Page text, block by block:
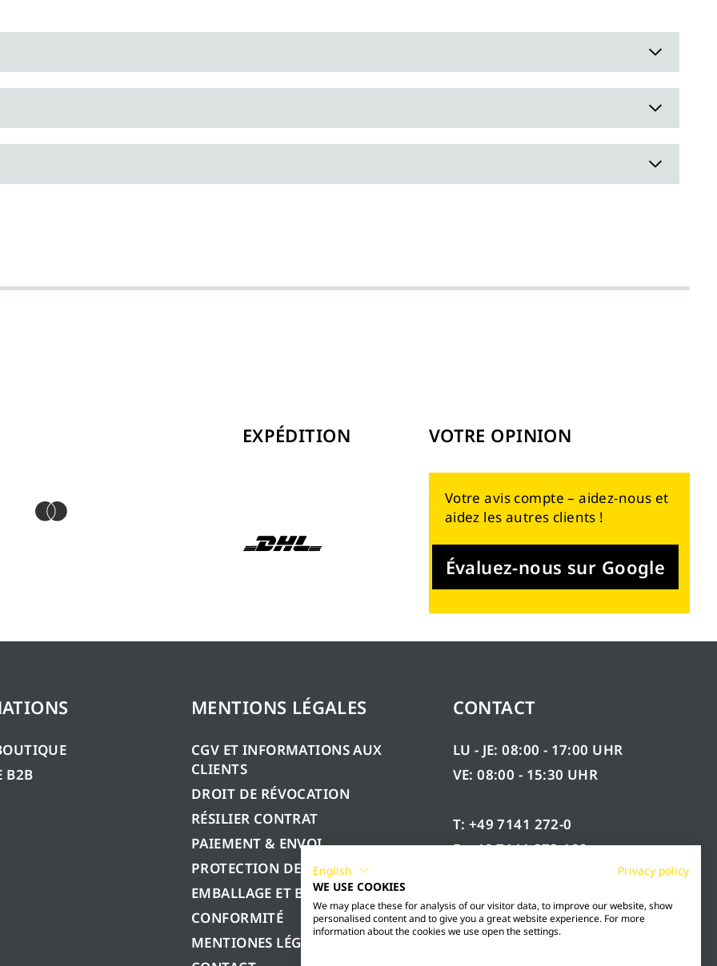
EXPÉDITION VOTRE OPINION
Votre avis compte – aidez-nous et
aidez les autres clients !
Évaluez-nous sur Google
B2B
MENTIONS LÉGALES
CGV ET INFORMATIONS AUX
CLIENTS
DROIT DE RÉVOCATION
RÉSILIER CONTRAT
PAIEMENT & ENVOI
PROTECTION DES DONNÉES
EMBALLAGE ET BATTERIE
CONFORMITÉ
MENTIONES LÉGALES
CONTACT
LU - JE: 08:00 - 17:00 UHR
VE: 08:00 - 15:30 UHR
T: +49 7141 272-0
F: +49 7141 272-100
English
Privacy policy
WE USE COOKIES
We may place these for analysis of our visitor data, to improve our website, show
personalised content and to give you a great website experience. For more
information about the cookies we use open the settings.